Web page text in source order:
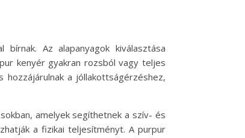
Az alapanyagok kiválasztása
kenyér gyakran rozsból vagy teljes
a jóllakottságérzéshez,
amelyek segíthetnek a szív- és
a fizikai teljesítményt. A purpur